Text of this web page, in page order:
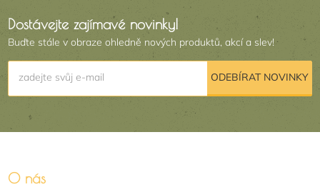
Dostávejte zajímavé novinky!
Buďte stále v obraze ohledně nových produktů, akcí a slev!
zadejte svůj e-mail ODEBÍRAT NOVINKY
O nás